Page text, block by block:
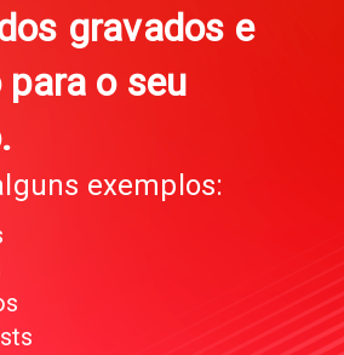
gravados e
para o seu
exemplos: